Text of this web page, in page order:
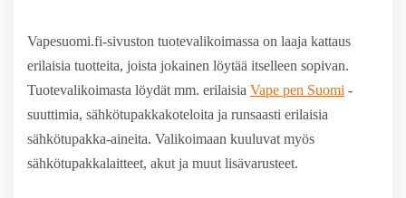
Vapesuomi.fi-sivuston tuotevalikoimassa on laaja kattaus
erilaisia tuotteita, joista jokainen löytää itselleen sopivan.
Tuotevalikoimasta löydät mm. erilaisia Vape pen Suomi -
suuttimia, sähkötupakkakoteloita ja runsaasti erilaisia
sähkötupakka-aineita. Valikoimaan kuuluvat myös
sähkötupakkalaitteet, akut ja muut lisävarusteet.